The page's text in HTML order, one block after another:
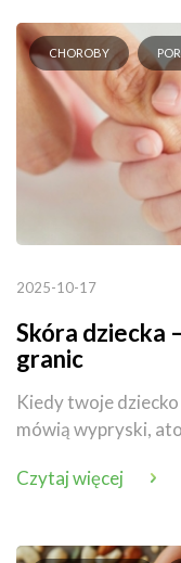
CHOROBY
2025-10-17
Skóra dziecka
granic
Kiedy twoje dziecko
mówią wypryski,
Czytaj więcej